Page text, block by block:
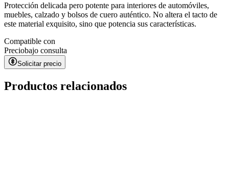
Protección delicada pero potente para interiores de automóviles,
muebles, calzado y bolsos de cuero auténtico. No altera el tacto de
este material exquisito, sino que potencia sus características.
Compatible con
Preciobajo consulta
Solicitar precio
Productos relacionados